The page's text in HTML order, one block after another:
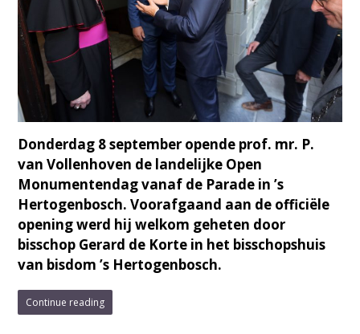
Donderdag 8 september opende prof. mr. P.
van Vollenhoven de landelijke Open
Monumentendag vanaf de Parade in ’s
Hertogenbosch. Voorafgaand aan de officiële
opening werd hij welkom geheten door
bisschop Gerard de Korte in het bisschopshuis
van bisdom ’s Hertogenbosch.
Continue reading